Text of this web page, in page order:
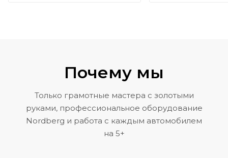
Почему мы
Только грамотные мастера с золотыми
руками, профессиональное оборудование
Nordberg и работа с каждым автомобилем
на 5+